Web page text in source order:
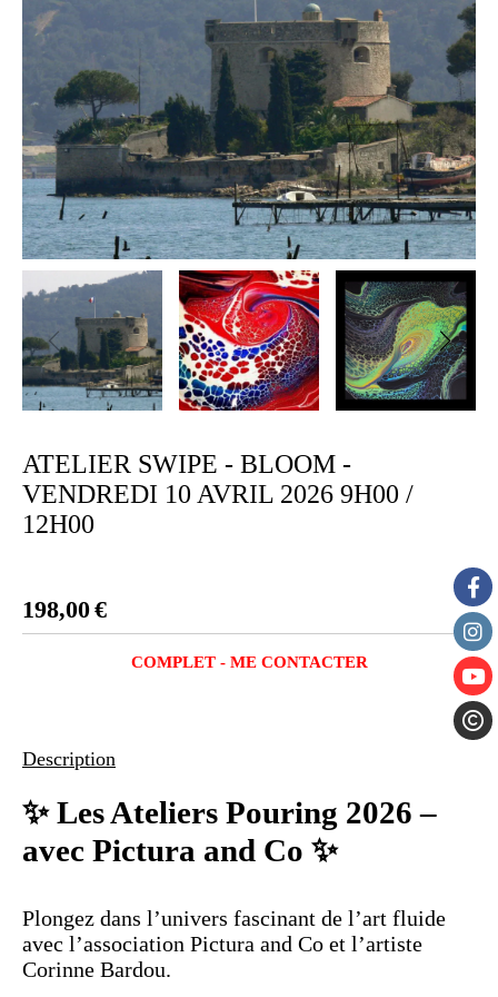
ATELIER SWIPE - BLOOM -
VENDREDI 10 AVRIL 2026 9H00 /
12H00
198,00€
COMPLET - ME CONTACTER
Description
✨ Les Ateliers Pouring 2026 –
avec Pictura and Co ✨
Plongez dans l’univers fascinant de l’art fluide
avec l’association Pictura and Co et l’artiste
Corinne Bardou.